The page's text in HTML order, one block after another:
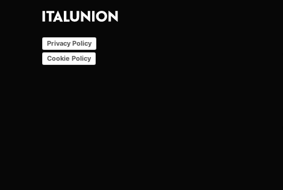
Privacy Policy
Cookie Policy